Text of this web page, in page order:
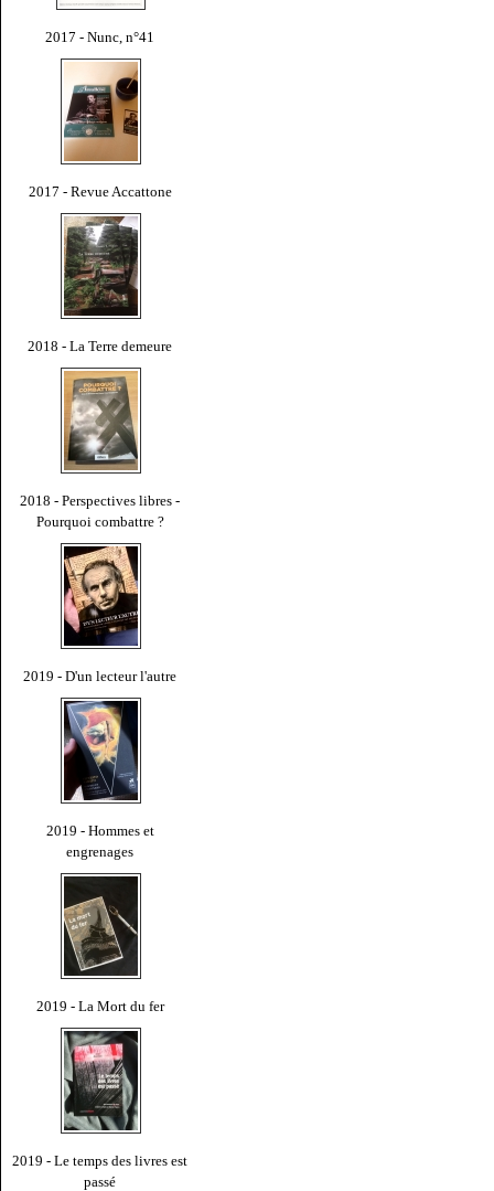
2017 - Nunc, n°41
2017 - Revue Accattone
2018 - La Terre demeure
2018 - Perspectives libres -
Pourquoi combattre ?
2019 - D'un lecteur l'autre
2019 - Hommes et
engrenages
2019 - La Mort du fer
2019 - Le temps des livres est
passé